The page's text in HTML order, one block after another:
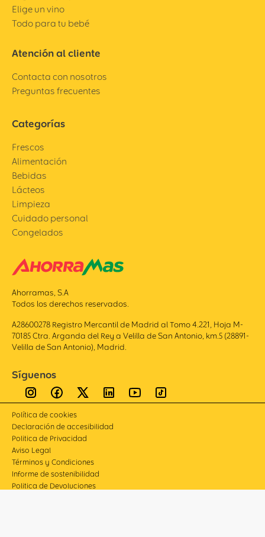
Elige un vino
Todo para tu bebé
Atención al cliente
Contacta con nosotros
Preguntas frecuentes
Categorías
Frescos
Alimentación
Bebidas
Lácteos
Limpieza
Cuidado personal
Congelados
Ahorramas, S.A
Todos los derechos reservados.
A28600278 Registro Mercantil de Madrid al Tomo 4.221, Hoja M-
70185 Ctra. Arganda del Rey a Velilla de San Antonio, km.5 (28891-
Velilla de San Antonio), Madrid.
Síguenos
Política de cookies
Declaración de accesibilidad
Politica de Privacidad
Aviso Legal
Términos y Condiciones
Informe de sostenibilidad
Politica de Devoluciones